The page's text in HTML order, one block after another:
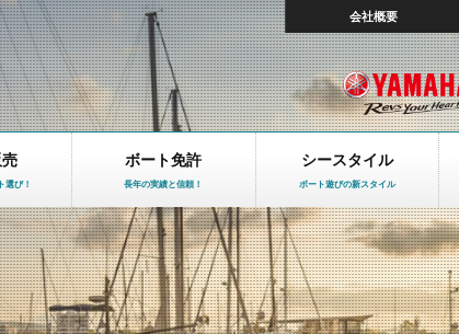
会社概要
選び！
ボート免許
長年の実績と信頼！
シースタイル
ボート遊びの新スタイル